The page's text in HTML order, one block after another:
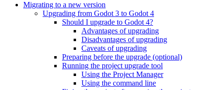
Migrating to a new version
Upgrading from Godot 3 to Godot 4
Should I upgrade to Godot 4?
Advantages of upgrading
Disadvantages of upgrading
Caveats of upgrading
Preparing before the upgrade (optional)
Running the project upgrade tool
Using the Project Manager
Using the command line